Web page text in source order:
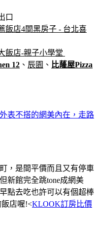
口
飯店4間黑房子 - 台北喜
飯店-親子小學堂
12 、 辰園 、 比蕯屋Pizza
表不搭的網美內在，走路
，是間平價而且又有停車
新館完全跳tone成網美
點去吃也許可以有個超棒
店喔!<KLOOK訂房比價